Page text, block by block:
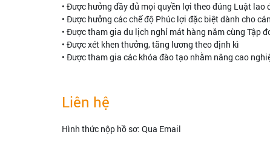
• Được hưởng đầy đủ mọi quyền lợi theo đúng Luật lao
• Được hưởng các chế độ Phúc lợi đặc biệt dành cho
• Được tham gia du lịch nghỉ mát hàng năm cùng Tập
• Được xét khen thưởng, tăng lương theo định kì
• Được tham gia các khóa đào tạo nhằm nâng cao
Liên hệ
Hình thức nộp hồ sơ: Qua Email